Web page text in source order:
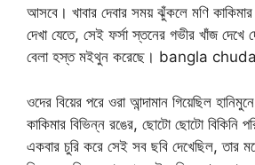
আসবে। খাবার দেবার সময় ঝুঁকলে মণি
দেখা যেতে, সেই ফর্সা স্তনের গভীর খাঁজ দেখে
বেলা হস্ত মইথুন করেছে। bangla
ওদের বিয়ের পরে ওরা আন্দামান গিয়েছিল
কাকিমার বিভিন্ন রঙের, ছোটো ছোটো বিকিনি
একবার চুরি করে সেই সব ছবি দেখেছিল, তার